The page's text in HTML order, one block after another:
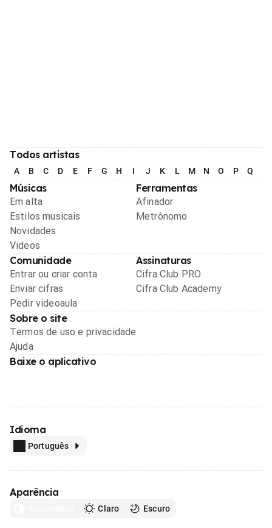
Todos artistas
A B C D E F G H I J K L M N O P Q
Músicas
Em alta
Estilos musicais
Novidades
Videos
Ferramentas
Afinador
Metrônomo
Comunidade
Entrar ou criar conta
Enviar cifras
Pedir videoaula
Assinaturas
Cifra Club PRO
Cifra Club Academy
Sobre o site
Termos de uso e privacidade
Ajuda
Baixe o aplicativo
Idioma
Português
Aparência
Claro Escuro